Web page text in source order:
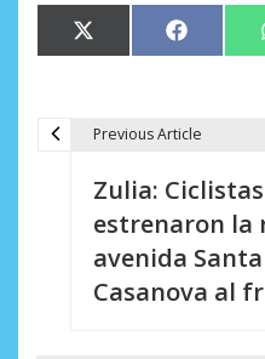
Compartir
en
X
(Twitter)
Compartir
en
Facebook
Previous Article
Zulia:
estrenaron la
avenida
Casanova al